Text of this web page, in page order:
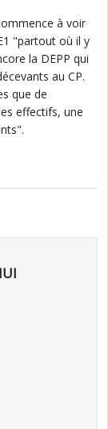
à voir
"partout où il y
la DEPP qui
au CP.
que de
effectifs, une